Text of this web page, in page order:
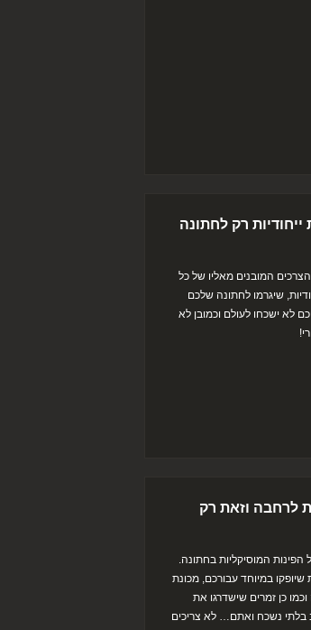
רק לחתונה
המובנים מאליו של כל
ייחודיות, שיגרמו לחתונה שלכם
לא ישכחו לעולם וכמובן לא
לרחבה וזאת רק
המוסיקליות בחתונה.
שיופקו במיוחד עבורכם, מכונת
כן זמרים שישדרגו את
בלתי נשכח ואתם… לא צריכים